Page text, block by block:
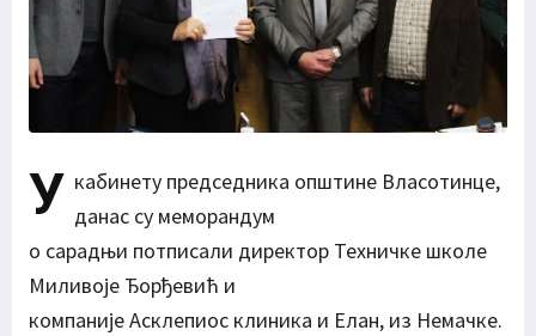
У кабинету председника општине Власотинце,
данас су меморандум
о сарадњи потписали директор Техничке школе
Миливоје Ђорђевић и
компаније Асклепиос клиника и Елан, из Немачке.